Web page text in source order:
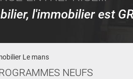
l'immobilier est
Le mans
NEUFS